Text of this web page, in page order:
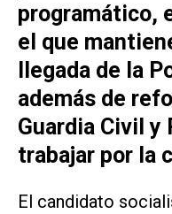
programático,
el que
llegada de la
además de
Guardia Civil y
trabajar por la
El candidato